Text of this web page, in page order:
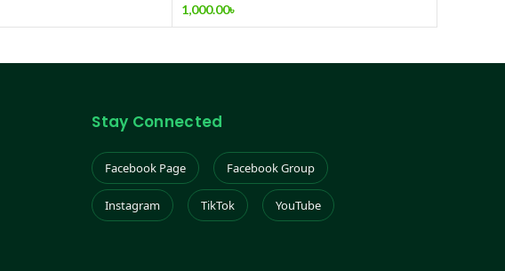
1,000.00৳
Stay Connected
Facebook Page Facebook Group
Instagram TikTok YouTube